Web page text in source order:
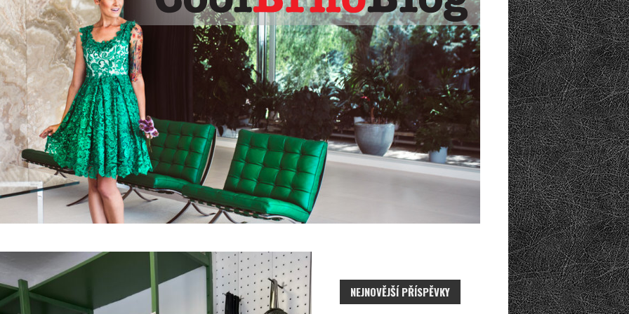
NEJNOVĚJŠÍ PŘÍSPĚVKY